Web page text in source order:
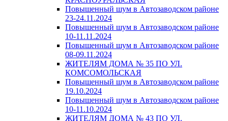
Повышенный шум в Автозаводском районе
23-24.11.2024
Повышенный шум в Автозаводском районе
10-11.11.2024
Повышенный шум в Автозаводском районе
08-09.11.2024
ЖИТЕЛЯМ ДОМА № 35 ПО УЛ.
КОМСОМОЛЬСКАЯ
Повышенный шум в Автозаводском районе
19.10.2024
Повышенный шум в Автозаводском районе
10-11.10.2024
ЖИТЕЛЯМ ДОМА № 43 ПО УЛ.